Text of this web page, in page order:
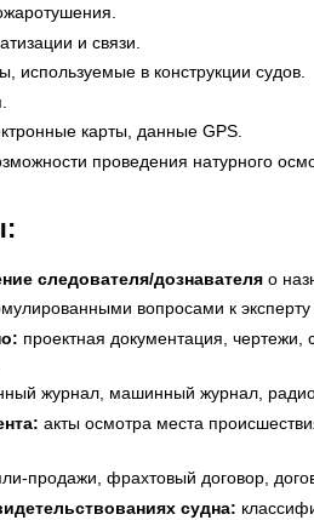
и связи.
используемые в конструкции судов.
карты, данные GPS.
проведения натурного
следователя/дознавателя о
вопросами к
проектная документация,
журнал, машинный журнал,
акты осмотра места
продажи, фрахтовый договор,
судна: